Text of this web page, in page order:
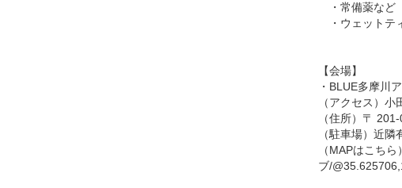
・常備薬など
・ウェットテ
【会場】
・BLUE多摩川
（アクセス）
（住所）〒
（駐車場）近隣
（MAPはこちら）
ブ/